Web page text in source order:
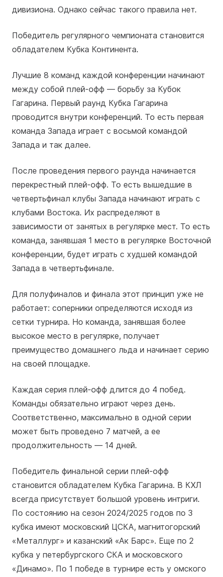
дивизиона. Однако сейчас такого правила нет.
Победитель регулярного чемпионата становится
обладателем Кубка Континента.
Лучшие 8 команд каждой конференции начинают
между собой плей-офф — борьбу за Кубок
Гагарина. Первый раунд Кубка Гагарина
проводится внутри конференций. То есть первая
команда Запада играет с восьмой командой
Запада и так далее.
После проведения первого раунда начинается
перекрестный плей-офф. То есть вышедшие в
четвертьфинал клубы Запада начинают играть с
клубами Востока. Их распределяют в
зависимости от занятых в регулярке мест. То есть
команда, занявшая 1 место в регулярке Восточной
конференции, будет играть с худшей командой
Запада в четвертьфинале.
Для полуфиналов и финала этот принцип уже не
работает: соперники определяются исходя из
сетки турнира. Но команда, занявшая более
высокое место в регулярке, получает
преимущество домашнего льда и начинает серию
на своей площадке.
Каждая серия плей-офф длится до 4 побед.
Команды обязательно играют через день.
Соответственно, максимально в одной серии
может быть проведено 7 матчей, а ее
продолжительность — 14 дней.
Победитель финальной серии плей-офф
становится обладателем Кубка Гагарина. В КХЛ
всегда присутствует большой уровень интриги.
По состоянию на сезон 2024/2025 годов по 3
кубка имеют московский ЦСКА, магнитогорский
«Металлург» и казанский «Ак Барс». Еще по 2
кубка у петербургского СКА и московского
«Динамо». По 1 победе в турнире есть у омского